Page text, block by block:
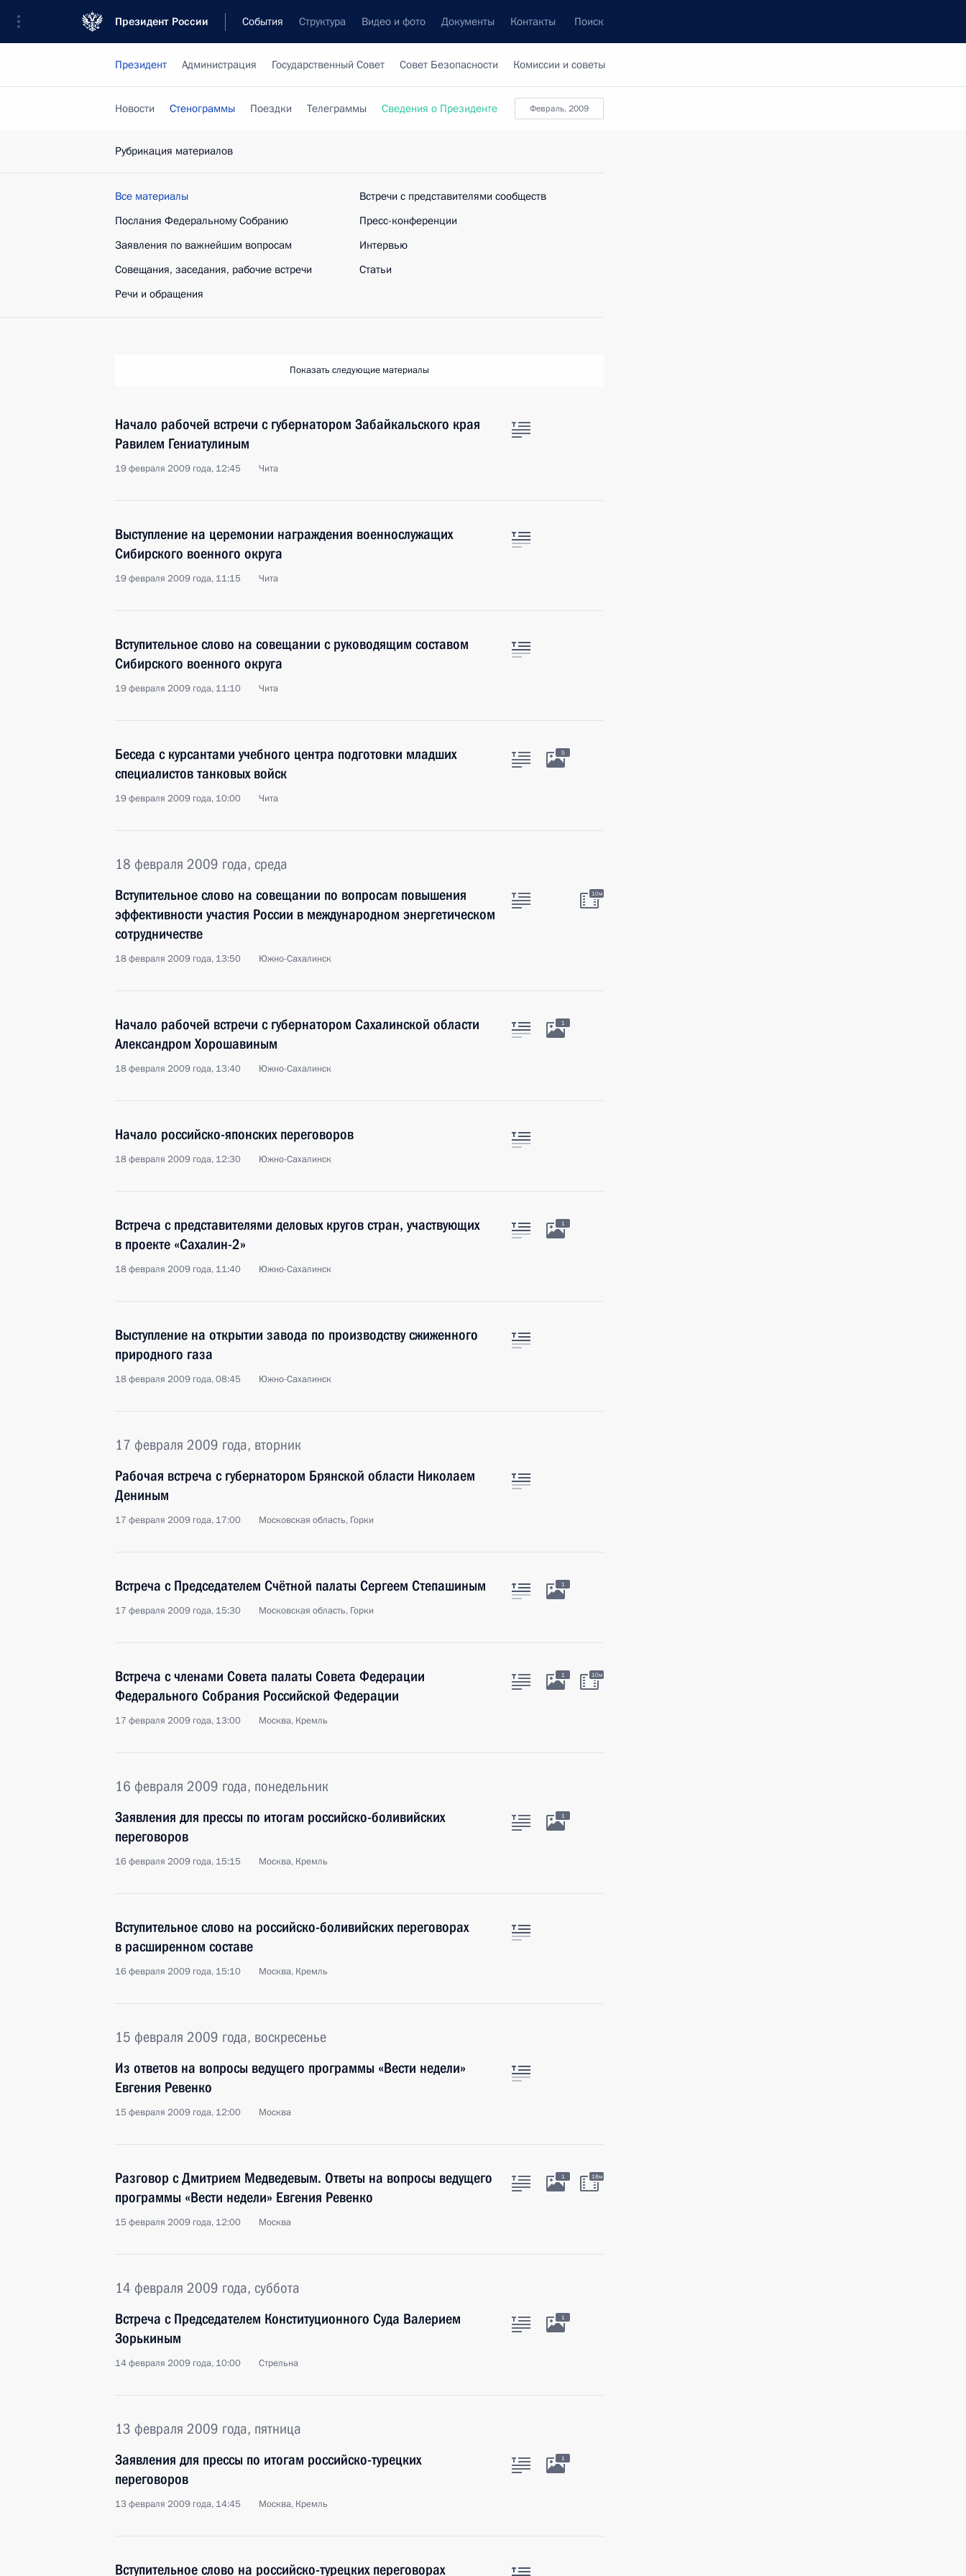
Президент России События Структура Видео и фото Документы Контакты Поиск
Президент Администрация Государственный Совет Совет Безопасности Комиссии и советы
февраль, 2009
Новости Стенограммы Поездки Телеграммы Сведения о Президенте
Рубрикация материалов
Все материалы
Послания Федеральному Собранию
Заявления по важнейшим вопросам
Совещания, заседания, рабочие встречи
Речи и обращения
Встречи с представителями сообществ
Пресс-конференции
Интервью
Статьи
Показать следующие материалы
Начало рабочей встречи с губернатором Забайкальского края
Равилем Гениатулиным
19 февраля 2009 года, 12:45 Чита
Выступление на церемонии награждения военнослужащих
Сибирского военного округа
19 февраля 2009 года, 11:15 Чита
Вступительное слово на совещании с руководящим составом
Сибирского военного округа
19 февраля 2009 года, 11:10 Чита
Беседа с курсантами учебного центра подготовки младших
специалистов танковых войск
19 февраля 2009 года, 10:00 Чита
5
18 февраля 2009 года, среда
Вступительное слово на совещании по вопросам повышения
эффективности участия России в международном энергетическом
сотрудничестве
18 февраля 2009 года, 13:50 Южно-Сахалинск
10м
Начало рабочей встречи с губернатором Сахалинской области
Александром Хорошавиным
18 февраля 2009 года, 13:40 Южно-Сахалинск
1
Начало российско-японских переговоров
18 февраля 2009 года, 12:30 Южно-Сахалинск
Встреча с представителями деловых кругов стран, участвующих
в проекте «Сахалин-2»
18 февраля 2009 года, 11:40 Южно-Сахалинск
1
Выступление на открытии завода по производству сжиженного
природного газа
18 февраля 2009 года, 08:45 Южно-Сахалинск
17 февраля 2009 года, вторник
Рабочая встреча с губернатором Брянской области Николаем
Дениным
17 февраля 2009 года, 17:00 Московская область, Горки
Встреча с Председателем Счётной палаты Сергеем Степашиным
17 февраля 2009 года, 15:30 Московская область, Горки
1
Встреча с членами Совета палаты Совета Федерации
Федерального Собрания Российской Федерации
17 февраля 2009 года, 13:00 Москва, Кремль
1 10м
16 февраля 2009 года, понедельник
Заявления для прессы по итогам российско-боливийских
переговоров
16 февраля 2009 года, 15:15 Москва, Кремль
1
Вступительное слово на российско-боливийских переговорах
в расширенном составе
16 февраля 2009 года, 15:10 Москва, Кремль
15 февраля 2009 года, воскресенье
Из ответов на вопросы ведущего программы «Вести недели»
Евгения Ревенко
15 февраля 2009 года, 12:00 Москва
Разговор с Дмитрием Медведевым. Ответы на вопросы ведущего
программы «Вести недели» Евгения Ревенко
15 февраля 2009 года, 12:00 Москва
1 18м
14 февраля 2009 года, суббота
Встреча с Председателем Конституционного Суда Валерием
Зорькиным
14 февраля 2009 года, 10:00 Стрельна
1
13 февраля 2009 года, пятница
Заявления для прессы по итогам российско-турецких
переговоров
13 февраля 2009 года, 14:45 Москва, Кремль
1
Вступительное слово на российско-турецких переговорах